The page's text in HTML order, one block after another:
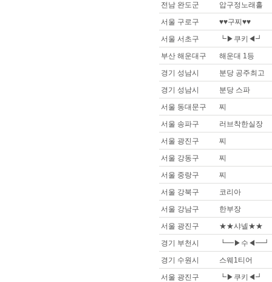
전남 완도군
압구정노래홀
서울 구로구
♥♥구찌♥♥
서울 서초구
┗▶쿠키◀┛
부산 해운대구
해운대 1등
경기 성남시
분당 공주최고
경기 성남시
분당 스파
서울 동대문구
찌
서울 송파구
러브착한실장
서울 광진구
찌
서울 강동구
찌
서울 중랑구
찌
서울 강북구
코리아
서울 강남구
한부장
서울 광진구
★★샤넬★★
경기 부천시
┗━▶수◀━┛
경기 수원시
스웨1티어
서울 광진구
┗▶쿠키◀┛